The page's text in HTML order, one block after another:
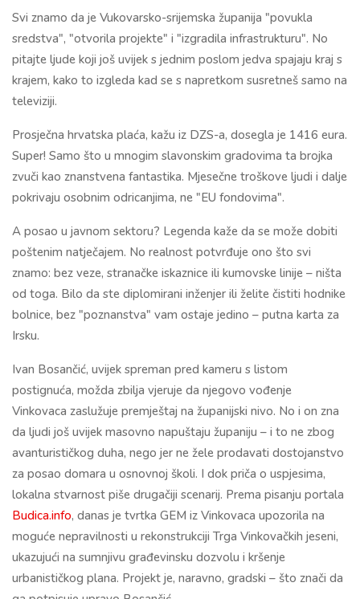
Svi znamo da je Vukovarsko-srijemska županija "povukla
sredstva", "otvorila projekte" i "izgradila infrastrukturu". No
pitajte ljude koji još uvijek s jednim poslom jedva spajaju kraj s
krajem, kako to izgleda kad se s napretkom susretneš samo na
televiziji.
Prosječna hrvatska plaća, kažu iz DZS-a, dosegla je 1416 eura.
Super! Samo što u mnogim slavonskim gradovima ta brojka
zvuči kao znanstvena fantastika. Mjesečne troškove ljudi i dalje
pokrivaju osobnim odricanjima, ne "EU fondovima".
A posao u javnom sektoru? Legenda kaže da se može dobiti
poštenim natječajem. No realnost potvrđuje ono što svi
znamo: bez veze, stranačke iskaznice ili kumovske linije – ništa
od toga. Bilo da ste diplomirani inženjer ili želite čistiti hodnike
bolnice, bez "poznanstva" vam ostaje jedino – putna karta za
Irsku.
Ivan Bosančić, uvijek spreman pred kameru s listom
postignuća, možda zbilja vjeruje da njegovo vođenje
Vinkovaca zaslužuje premještaj na županijski nivo. No i on zna
da ljudi još uvijek masovno napuštaju županiju – i to ne zbog
avanturističkog duha, nego jer ne žele prodavati dostojanstvo
za posao domara u osnovnoj školi. I dok priča o uspjesima,
lokalna stvarnost piše drugačiji scenarij. Prema pisanju portala
Budica.info, danas je tvrtka GEM iz Vinkovaca upozorila na
moguće nepravilnosti u rekonstrukciji Trga Vinkovačkih jeseni,
ukazujući na sumnjivu građevinsku dozvolu i kršenje
urbanističkog plana. Projekt je, naravno, gradski – što znači da